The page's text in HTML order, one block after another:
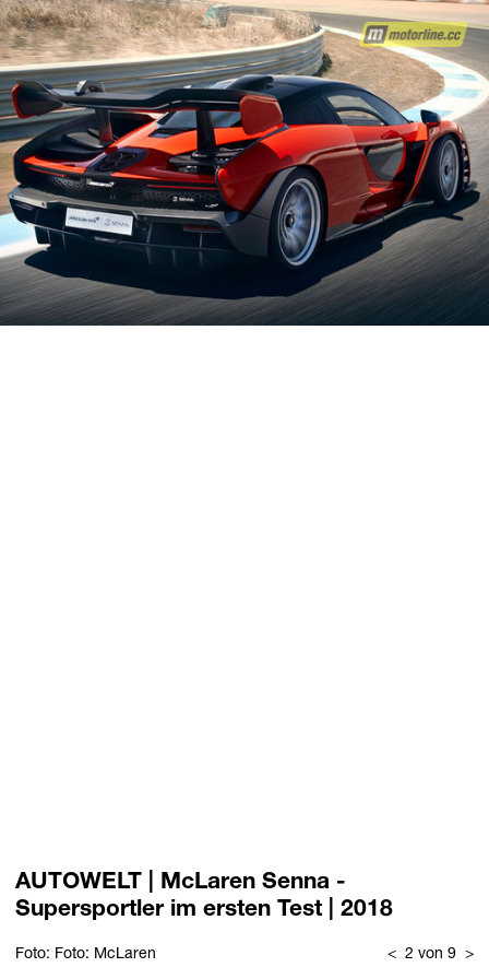
AUTOWELT | McLaren Senna -
Supersportler im ersten Test | 2018
Foto: Foto: McLaren < 2 von 9 >